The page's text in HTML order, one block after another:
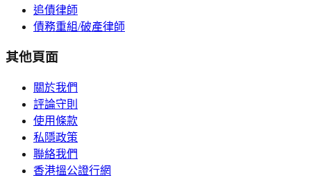
追債律師
債務重組/破產律師
其他頁面
關於我們
評論守則
使用條款
私隱政策
聯絡我們
香港搵公證行網